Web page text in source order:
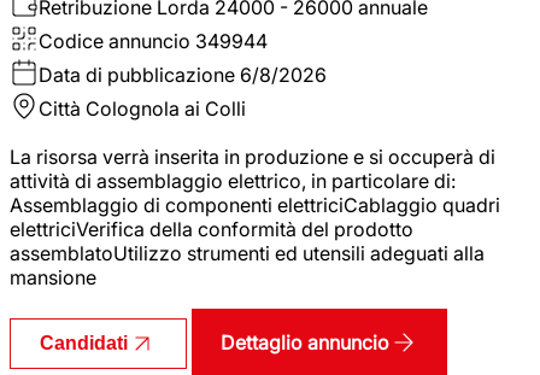
Retribuzione Lorda 24000 - 26000 annuale
Codice annuncio 349944
Data di pubblicazione 6/8/2026
Città Colognola ai Colli
La risorsa verrà inserita in produzione e si occuperà di
attività di assemblaggio elettrico, in particolare di:
Assemblaggio di componenti elettriciCablaggio quadri
elettriciVerifica della conformità del prodotto
assemblatoUtilizzo strumenti ed utensili adeguati alla
mansione
Candidati Dettaglio annuncio